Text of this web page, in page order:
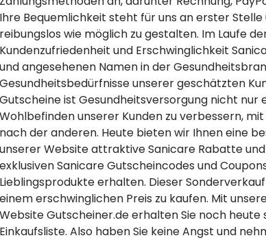
Ihre Bequemlichkeit steht für uns an erster Stelle
reibungslos wie möglich zu gestalten. Im Laufe
Kundenzufriedenheit und Erschwinglichkeit
und angesehenen Namen in der
Gesundheitsbedürfnisse unserer geschätzten
Gutscheine ist Gesundheitsversorgung nicht nur
Wohlbefinden unserer Kunden zu verbessern,
nach der anderen. Heute bieten wir Ihnen eine
unserer Website attraktive Sanicare Rabatte
exklusiven Sanicare Gutscheincodes und
Lieblingsprodukte erhalten. Dieser
einem erschwinglichen Preis zu kaufen. Mit
Website Gutscheiner.de erhalten Sie noch
Einkaufsliste. Also haben Sie keine Angst und